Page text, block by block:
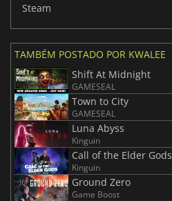
Steam
TAMBÉM POSTADO POR KWALEE
Shift At Midnight
GAMESEAL
Town to City
GAMESEAL
Luna Abyss
Kinguin
Call of the Elder Gods
Kinguin
Ground Zero
Game Boost